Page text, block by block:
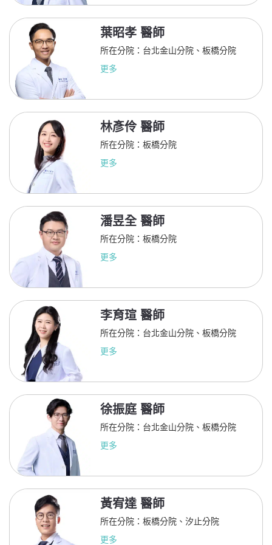
葉昭孝 醫師
所在分院：台北金山分院、板橋分院
更多
林彥伶 醫師
所在分院：板橋分院
更多
潘昱全 醫師
所在分院：板橋分院
更多
李育瑄 醫師
所在分院：台北金山分院、板橋分院
更多
徐振庭 醫師
所在分院：台北金山分院、板橋分院
更多
黃宥達 醫師
所在分院：板橋分院、汐止分院
更多